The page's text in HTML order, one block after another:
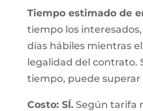
Tiempo estimado de
tiempo los
días hábiles mientras
legalidad del contrato.
tiempo, puede superar
Costo: SÍ.Según tarifa